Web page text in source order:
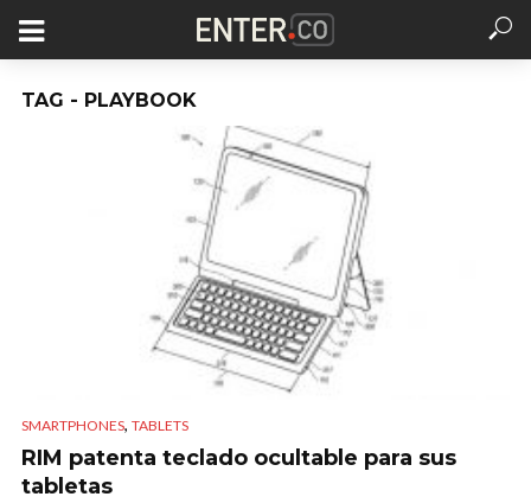
TAG - PLAYBOOK
SMARTPHONES, TABLETS
RIM patenta teclado ocultable para sus
tabletas